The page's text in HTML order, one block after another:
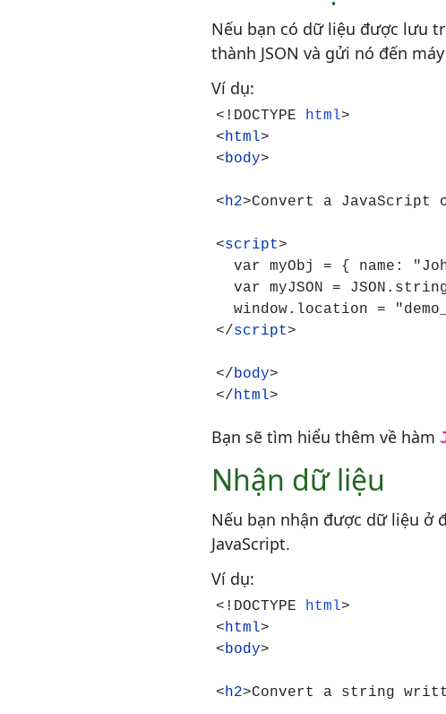
Nếu bạn có dữ liệu được lưu
thành JSON và gửi nó đến
Ví dụ:
<!DOCTYPE html>
<html>
<body>
<h2>Convert a
<script>
var myObj = { name:
var myJSON =
window.location =
</script>
</body>
</html
Bạn sẽ tìm hiểu thêm về hàm
Nhận dữ liệu
Nếu bạn nhận được dữ liệu ở
JavaScript.
Ví dụ:
<!DOCTYPE html>
<html>
<body>
<h2>Convert a string